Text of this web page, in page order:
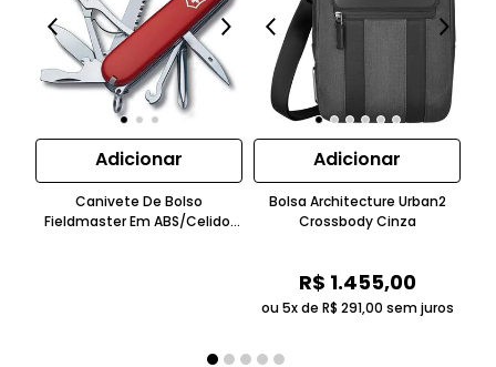
Adicionar
Canivete De Bolso
Fieldmaster Em ABS/Celidor
Adicionar
Bolsa Architecture Urban2
Crossbody Cinza
R$ 1.455,00
ou 5x de R$ 291,00 sem juros